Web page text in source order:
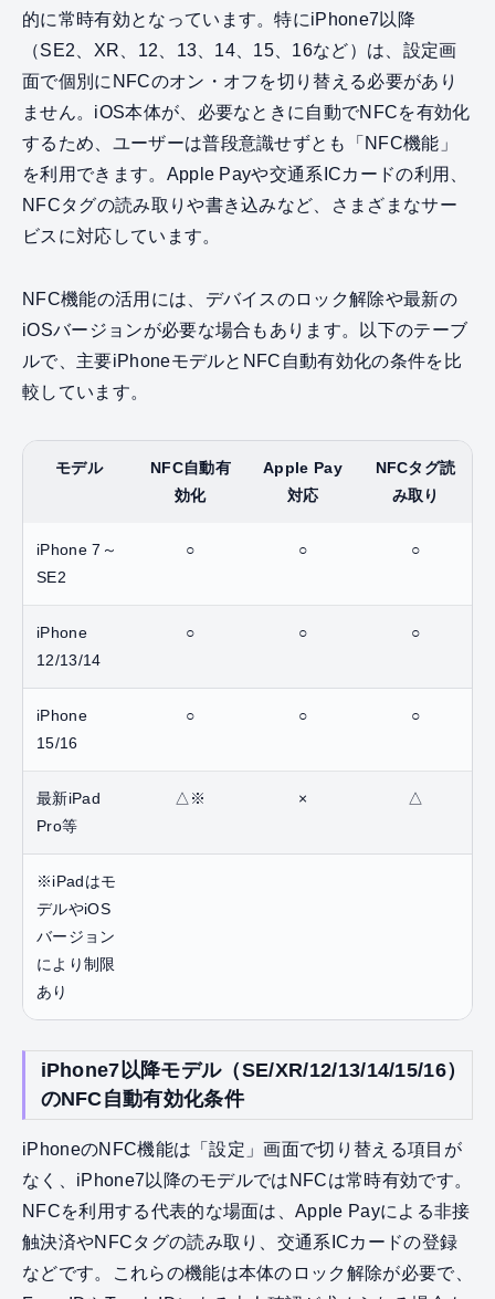
的に常時有効となっています。特にiPhone7以降
（SE2、XR、12、13、14、15、16など）は、設定画
面で個別にNFCのオン・オフを切り替える必要があり
ません。iOS本体が、必要なときに自動でNFCを有効化
するため、ユーザーは普段意識せずとも「NFC機能」
を利用できます。Apple Payや交通系ICカードの利用、
NFCタグの読み取りや書き込みなど、さまざまなサー
ビスに対応しています。
NFC機能の活用には、デバイスのロック解除や最新の
iOSバージョンが必要な場合もあります。以下のテーブ
ルで、主要iPhoneモデルとNFC自動有効化の条件を比
較しています。
モデル
NFC自動有
効化
Apple Pay
対応
NFCタグ読
み取り
iPhone 7～
SE2
○ ○ ○
iPhone
12/13/14
○ ○ ○
iPhone
15/16
○ ○ ○
最新iPad
Pro等
△※ × △
※iPadはモ
デルやiOS
バージョン
により制限
あり
iPhone7以降モデル（SE/XR/12/13/14/15/16）
のNFC自動有効化条件
iPhoneのNFC機能は「設定」画面で切り替える項目が
なく、iPhone7以降のモデルではNFCは常時有効です。
NFCを利用する代表的な場面は、Apple Payによる非接
触決済やNFCタグの読み取り、交通系ICカードの登録
などです。これらの機能は本体のロック解除が必要で、